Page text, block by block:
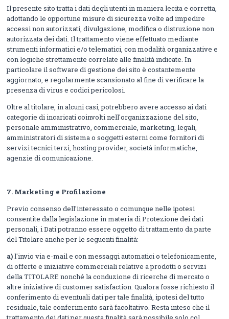
Il presente sito tratta i dati degli utenti in maniera lecita e corretta,
adottando le opportune misure di sicurezza volte ad impedire
accessi non autorizzati, divulgazione, modifica o distruzione non
autorizzata dei dati. Il trattamento viene effettuato mediante
strumenti informatici e/o telematici, con modalità organizzative e
con logiche strettamente correlate alle finalità indicate. In
particolare il software di gestione dei sito è costantemente
aggiornato, e regolarmente scansionato al fine di verificare la
presenza di virus e codici pericolosi.
Oltre al titolare, in alcuni casi, potrebbero avere accesso ai dati
categorie di incaricati coinvolti nell'organizzazione del sito,
personale amministrativo, commerciale, marketing, legali,
amministratori di sistema o soggetti esterni come fornitori di
servizi tecnici terzi, hosting provider, società informatiche,
agenzie di comunicazione.
7. Marketing e Profilazione
Previo consenso dell'interessato o comunque nelle ipotesi
consentite dalla legislazione in materia di Protezione dei dati
personali, i Dati potranno essere oggetto di trattamento da parte
del Titolare anche per le seguenti finalità:
a)l'invio via e-mail e con messaggi automatici o telefonicamente,
di offerte e iniziative commerciali relative a prodotti o servizi
della TITOLARE nonché la conduzione di ricerche di mercato o
altre iniziative di customer satisfaction. Qualora fosse richiesto il
conferimento di eventuali dati per tale finalità, ipotesi del tutto
residuale, tale conferimento sarà facoltativo. Resta inteso che il